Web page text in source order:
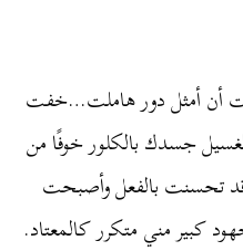
أن أمثل دور هاملت…خفت
جسدك بالكلور خوفًا من
قد تحسنت بالفعل وأصبحت
كبير مني متكرر كالمعتاد.